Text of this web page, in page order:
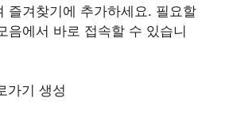
즐겨찾기에 추가하세요. 필요할
음에서 바로 접속할 수 있습니
가기 생성